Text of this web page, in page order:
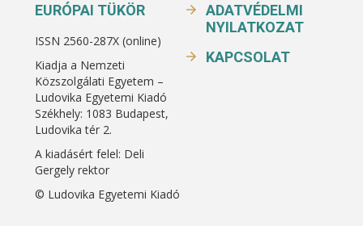
EURÓPAI TÜKÖR
ISSN 2560-287X (online)
Kiadja a Nemzeti
Közszolgálati Egyetem –
Ludovika Egyetemi Kiadó
Székhely: 1083 Budapest,
Ludovika tér 2.
A kiadásért felel: Deli
Gergely rektor
© Ludovika Egyetemi Kiadó
ADATVÉDELMI
NYILATKOZAT
KAPCSOLAT